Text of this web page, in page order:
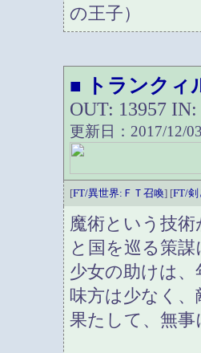
の王子）
■ トランクィ
OUT: 13957 IN:
更新日：2017/12/
[FT/異世界:ＦＴ召喚] [FT/
魔術という技
と国を巡る策
少女の助けは
味方は少なく、
果たして、無